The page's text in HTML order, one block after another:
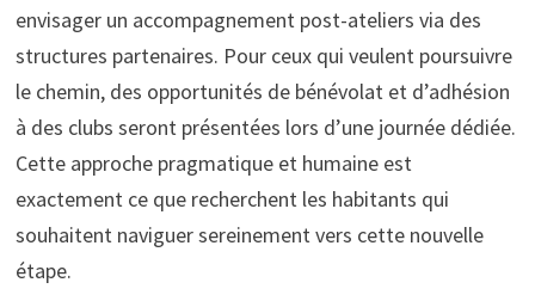
envisager un accompagnement post-ateliers via des
structures partenaires. Pour ceux qui veulent poursuivre
le chemin, des opportunités de bénévolat et d’adhésion
à des clubs seront présentées lors d’une journée dédiée.
Cette approche pragmatique et humaine est
exactement ce que recherchent les habitants qui
souhaitent naviguer sereinement vers cette nouvelle
étape.